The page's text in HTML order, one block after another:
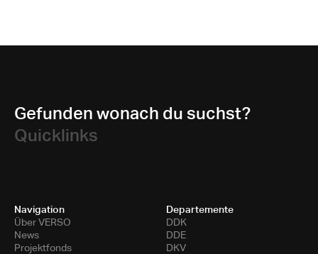
Gefunden wonach du suchst?
Quicklinks
Navigation
Über VERSO
News
Projektfonds
Departemente
DDK
DDE
DKV